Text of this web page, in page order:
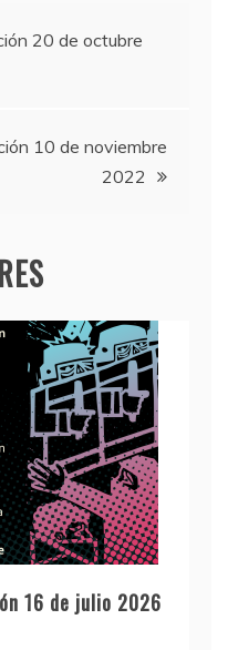
20 de octubre
10 de noviembre
2022
16 de julio 2026